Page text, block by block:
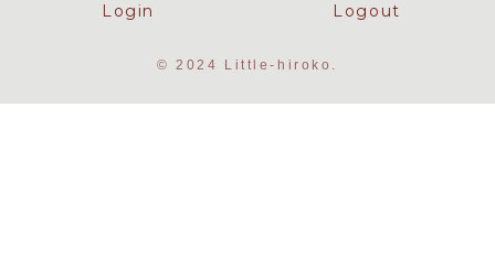
Login
Logout
© 2024 Little-hiroko.